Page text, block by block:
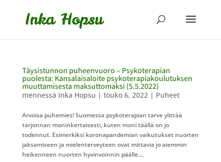
Täysistunnon puheenvuoro – Psykoterapian
puolesta: Kansalaisaloite psykoterapiakoulutuksen
muuttamisesta maksuttomaksi (5.5.2022)
mennessä Inka Hopsu | touko 6, 2022| Puheet
Arvoisa puhemies! Suomessa psykoterapian tarve ylittää
tarjonnan moninkertaisesti, kuten moni täällä on jo
todennut. Esimerkiksi koronapandemian vaikutukset nuorten
jaksamiseen ja mielenterveyteen ovat mittavia jo aiemmin
heikenneen nuorten hyvinvoinnin päälle....